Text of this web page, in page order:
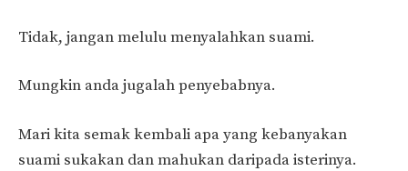
Tidak, jangan melulu menyalahkan suami.
Mungkin anda jugalah penyebabnya.
Mari kita semak kembali apa yang kebanyakan
suami sukakan dan mahukan daripada isterinya.